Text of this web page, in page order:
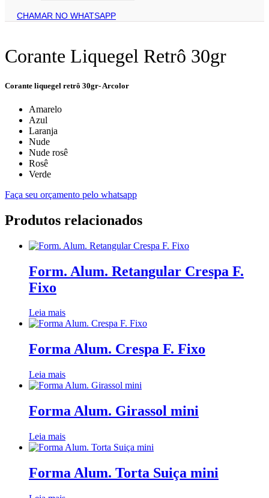
CHAMAR NO WHATSAPP
Corante Liquegel Retrô 30gr
Corante liquegel retrô 30gr- Arcolor
Amarelo
Azul
Laranja
Nude
Nude rosê
Rosê
Verde
Faça seu orçamento pelo whatsapp
Produtos relacionados
Form. Alum. Retangular Crespa F.
Fixo
Leia mais
Forma Alum. Crespa F. Fixo
Leia mais
Forma Alum. Girassol mini
Leia mais
Forma Alum. Torta Suiça mini